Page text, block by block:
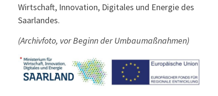
Wirtschaft, Innovation, Digitales und Energie des
Saarlandes.
(Archivfoto, vor Beginn der Umbaumaßnahmen)